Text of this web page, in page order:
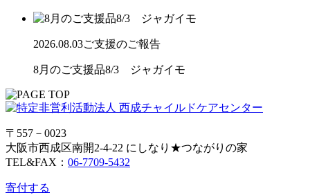
2026.08.03ご支援のご報告
8月のご支援品8/3 ジャガイモ
〒557－0023
大阪市西成区南開2-4-22 にしなり★つながりの家
TEL&FAX： 06-7709-5432
寄付する